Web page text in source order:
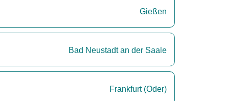
Gießen
Bad Neustadt an der Saale
Frankfurt (Oder)